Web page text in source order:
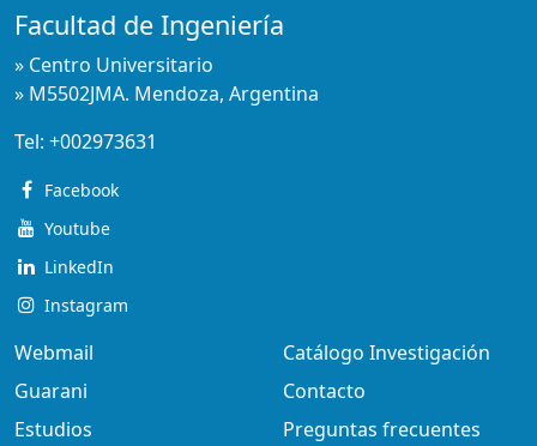
Facultad de Ingeniería
» Centro Universitario
» M5502JMA. Mendoza, Argentina
Tel: +002973631
Facebook
Youtube
LinkedIn
Instagram
Webmail
Guarani
Estudios
Catálogo Investigación
Contacto
Preguntas frecuentes